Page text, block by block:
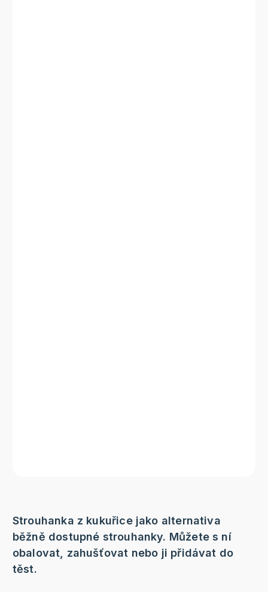
Strouhanka z kukuřice jako alternativa
běžně dostupné strouhanky. Můžete s ní
obalovat, zahušťovat nebo ji přidávat do
těst.